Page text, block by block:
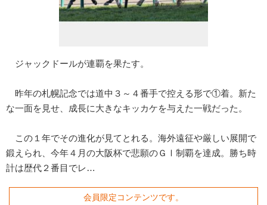
ジャックドールが連覇を果たす。
昨年の札幌記念では道中３～４番手で控える形で①着。新た
な一面を見せ、成長に大きなキッカケを与えた一戦だった。
この１年でその進化が見てとれる。海外遠征や厳しい展開で
鍛えられ、今年４月の大阪杯で悲願のＧⅠ制覇を達成。勝ち時
計は歴代２番目でレ…
会員限定コンテンツです。